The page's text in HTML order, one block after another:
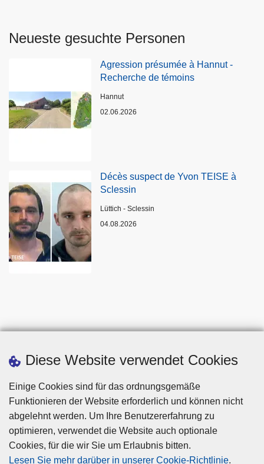
Diese Website verwendet Cookies
Einige Cookies sind für das ordnungsgemäße
Funktionieren der Website erforderlich und können nicht
abgelehnt werden. Um Ihre Benutzererfahrung zu
optimieren, verwendet die Website auch optionale
Cookies, für die wir Sie um Erlaubnis bitten.
Lesen Sie mehr darüber in unserer Cookie-Richtlinie.
Neueste gesuchte Personen
Agression présumée à Hannut -
Recherche de témoins
Standort
Hannut
02.06.2026
Décès suspect de Yvon TEISE à
Sclessin
Standort
Lüttich - Sclessin
04.08.2026
Disclaimer